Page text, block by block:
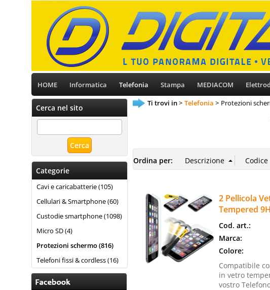
HOME Informatica Telefonia Stampa MEDIACOM
Cerca nel sito
Categorie
Cavi e caricabatterie (105)
Cellulari & Smartphone (60)
Custodie smartphone (1098)
Micro SD (4)
Protezioni schermo (816)
Telefoni fissi & cordless (16)
Ti trovi in Telefonia Protezioni
Ordina per:
2 Pellicola
Tempered
Cod. art.:
Marca:
Colore:
Compatibile
in vetro
vostro